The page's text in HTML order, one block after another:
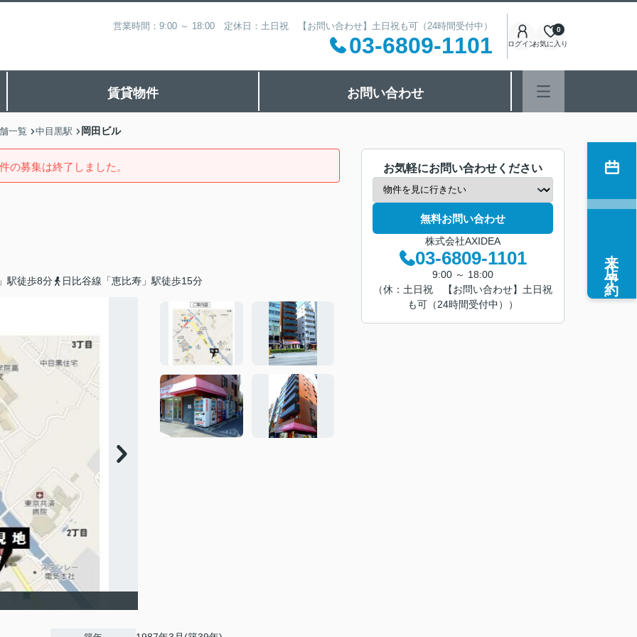
営業時間：9:00 ～ 18:00 定休日：土日祝 【お問い合わせ】土日祝も可（24時間受付中）
03-6809-1101 ログインお気に入り
0
賃貸物件 お問い合わせ
一覧 中目黒駅 岡田ビル
の募集は終了しました。
駅徒歩8分 日比谷線「恵比寿」駅徒歩15分
お気軽にお問い合わせください
無料お問い合わせ
株式会社AXIDEA
03-6809-1101
9:00 ～ 18:00
（休：土日祝 【お問い合わせ】土日祝
も可（24時間受付中））
来店予約